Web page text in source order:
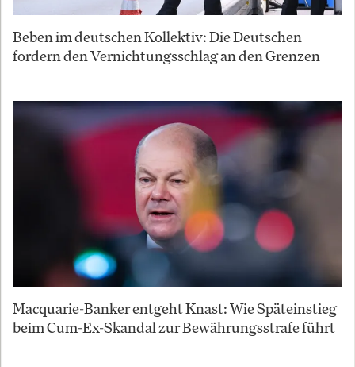
Beben im deutschen Kollektiv: Die Deutschen
fordern den Vernichtungsschlag an den Grenzen
Macquarie-Banker entgeht Knast: Wie Späteinstieg
beim Cum-Ex-Skandal zur Bewährungsstrafe führt